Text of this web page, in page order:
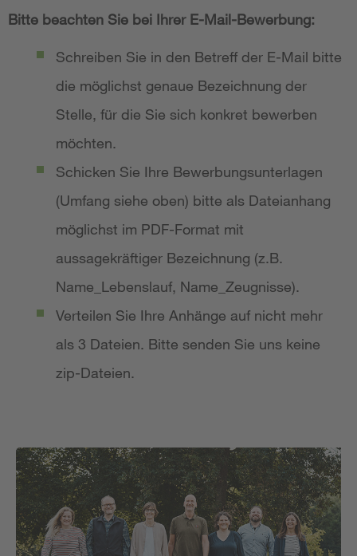
Bitte beachten Sie bei Ihrer E-Mail-Bewerbung:
Schreiben Sie in den Betreff der E-Mail bitte
die möglichst genaue Bezeichnung der
Stelle, für die Sie sich konkret bewerben
möchten.
Schicken Sie Ihre Bewerbungsunterlagen
(Umfang siehe oben) bitte als Dateianhang
möglichst im PDF-Format mit
aussagekräftiger Bezeichnung (z.B.
Name_Lebenslauf, Name_Zeugnisse).
Verteilen Sie Ihre Anhänge auf nicht mehr
als 3 Dateien. Bitte senden Sie uns keine
zip-Dateien.